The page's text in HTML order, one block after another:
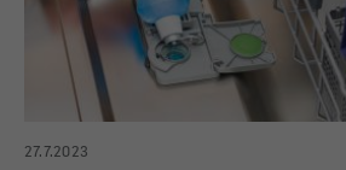
27.7.2023